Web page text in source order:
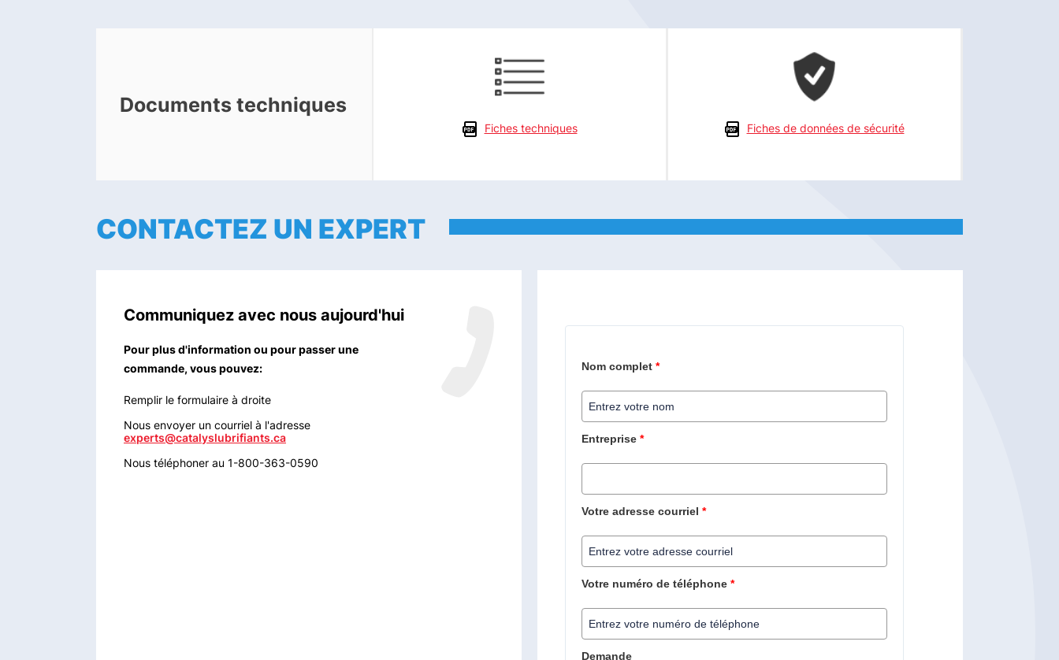
Documents techniques
Fiches techniques Fiches de données de sécurité
CONTACTEZ UN EXPERT
Communiquez avec nous aujourd'hui
Pour plus d'information ou pour passer une
commande, vous pouvez:
Remplir le formulaire à droite
Nous envoyer un courriel à l'adresse
experts@catalyslubrifiants.ca
Nous téléphoner au 1-800-363-0590
Nom complet *
Entreprise *
Votre adresse courriel *
Votre numéro de téléphone *
Demande